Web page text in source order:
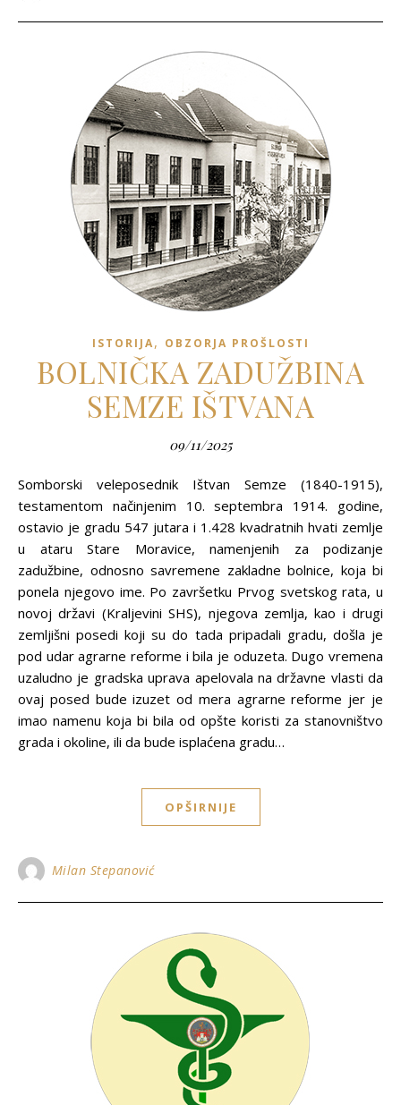
ISTORIJA, OBZORJA PROŠLOSTI
BOLNIČKA ZADUŽBINA
SEMZE IŠTVANA
09/11/2025
Somborski veleposednik Ištvan Semze (1840-1915),
testamentom načinjenim 10. septembra 1914. godine,
ostavio je gradu 547 jutara i 1.428 kvadratnih hvati zemlje
u ataru Stare Moravice, namenjenih za podizanje
zadužbine, odnosno savremene zakladne bolnice, koja bi
ponela njegovo ime. Po završetku Prvog svetskog rata, u
novoj državi (Kraljevini SHS), njegova zemlja, kao i drugi
zemljišni posedi koji su do tada pripadali gradu, došla je
pod udar agrarne reforme i bila je oduzeta. Dugo vremena
uzaludno je gradska uprava apelovala na državne vlasti da
ovaj posed bude izuzet od mera agrarne reforme jer je
imao namenu koja bi bila od opšte koristi za stanovništvo
grada i okoline, ili da bude isplaćena gradu…
OPŠIRNIJE
Milan Stepanović